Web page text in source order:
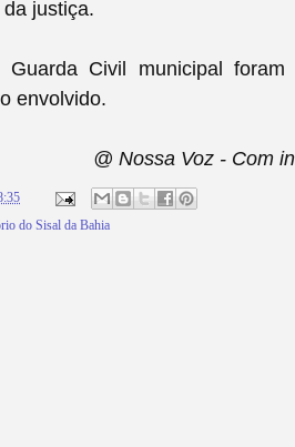
justiça.
Civil municipal foram
envolvido.
@ Nossa Voz - Com
do Sisal da Bahia